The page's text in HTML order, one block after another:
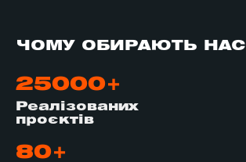
ЧОМУ ОБИРАЮТЬ НАС
25000+
Реалізованих
проєктів
80+